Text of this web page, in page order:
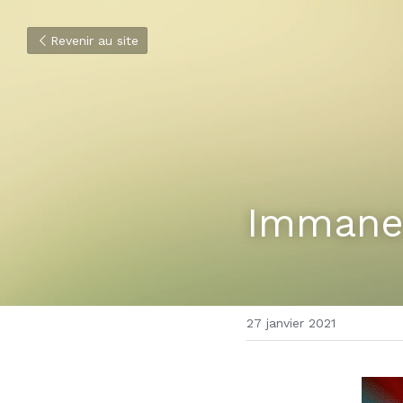
Revenir au site
27 janvier 2021